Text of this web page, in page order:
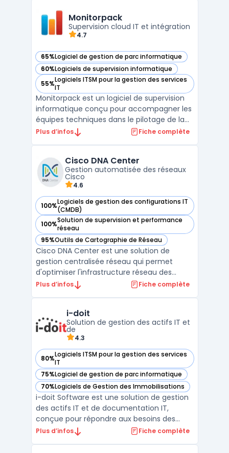
piloter des parcs hétérogènes depuis une
consol ...
Monitorpack
Supervision cloud IT et intégration
4.7
65%Logiciel de gestion de parc informatique
— voir Monitorpack dans cette catégorie
60%Logiciels de supervision informatique
— voir Monitorpack dans cette catégorie
55%Logiciels ITSM pour la gestion des services
IT
— voir Monitorpack dans cette catégorie
Monitorpack est un logiciel de supervision
informatique conçu pour accompagner les
équipes techniques dans le pilotage de la
performance et la continuité des
nativement à Power BI pour fournir des
tableaux de bord précis ...
Plus d’infos Fiche complète
Cisco DNA Center
Gestion automatisée des réseaux
Cisco
4.6
100%Logiciels de gestion des configurations IT
(CMDB)
— voir Cisco DNA Center dans cette catégorie
100%Solution de supervision et performance
réseau
— voir Cisco DNA Center dans cette catégorie
95%Outils de Cartographie de Réseau
— voir Cisco DNA Center dans cette catégorie
Cisco DNA Center est une solution de
gestion centralisée réseau qui permet
d'optimiser l'infrastructure réseau des
entreprises grâce à une approche
avancée, facilitant l'administration, le
monitoring réseau et la surveillan ...
Plus d’infos Fiche complète
i-doit
Solution de gestion des actifs IT et
de
4.3
80%Logiciels ITSM pour la gestion des services
IT
— voir i-doit dans cette catégorie
75%Logiciel de gestion de parc informatique
— voir i-doit dans cette catégorie
70%Logiciels de Gestion des Immobilisations
— voir i-doit dans cette catégorie
i-doit Software est une solution de gestion
des actifs IT et de documentation IT,
conçue pour répondre aux besoins des
entreprises en matière de CMDB
Plus d’infos Fiche complète